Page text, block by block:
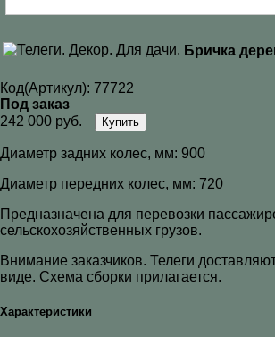
Бричка
Код(Артикул): 77722
Под заказ
242 000 руб.
Купить
Диаметр задних колес, мм: 900
Диаметр передних колес, мм: 720
Предназначена для перевозки
сельскохозяйственных грузов.
Внимание заказчиков. Телеги
виде. Схема сборки прилагается.
Характеристики